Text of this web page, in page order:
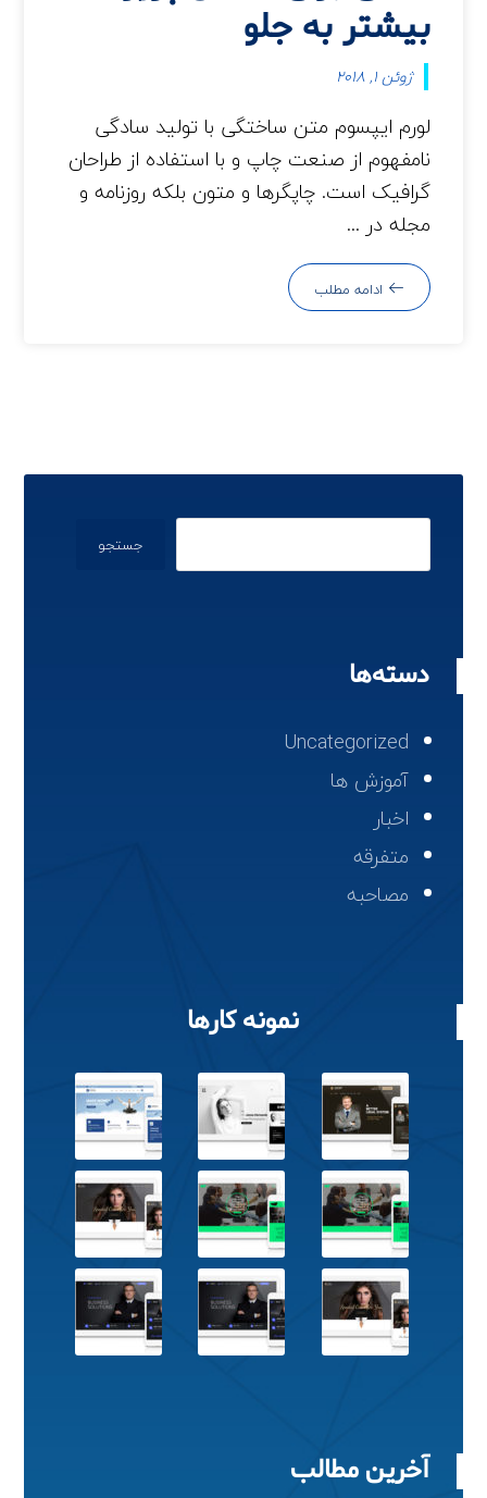
بیشتر به جلو
ژوئن 1, 2018
لورم ایپسوم متن ساختگی با تولید سادگی
نامفهوم از صنعت چاپ و با استفاده از طراحان
گرافیک است. چاپگرها و متون بلکه روزنامه و
مجله در ...
ادامه مطلب
جستجو
دسته‌ها
Uncategorized
آموزش ها
اخبار
متفرقه
مصاحبه
نمونه کارها
آخرین مطالب